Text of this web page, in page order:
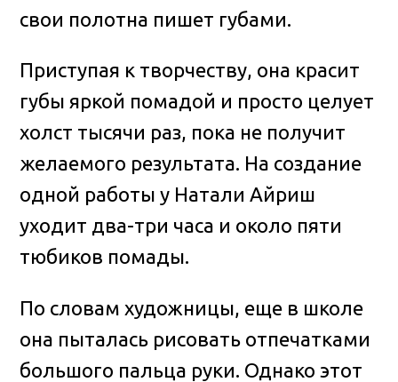
свои полотна пишет губами.
Приступая к творчеству, она красит
губы яркой помадой и просто целует
холст тысячи раз, пока не получит
желаемого результата. На создание
одной работы у Натали Айриш
уходит два-три часа и около пяти
тюбиков помады.
По словам художницы, еще в школе
она пыталась рисовать отпечатками
большого пальца руки. Однако этот